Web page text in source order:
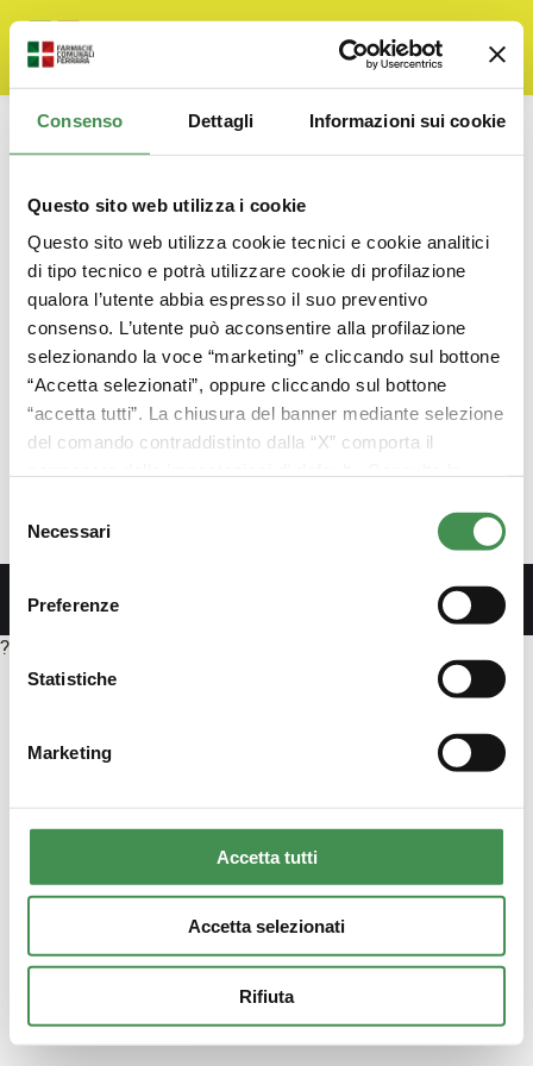
Consenso Dettagli Informazioni sui cookie
Questo sito web utilizza i cookie
Questo sito web utilizza cookie tecnici e cookie analitici
di tipo tecnico e potrà utilizzare cookie di profilazione
qualora l’utente abbia espresso il suo preventivo
consenso. L’utente può acconsentire alla profilazione
selezionando la voce “marketing” e cliccando sul bottone
“Accetta selezionati”, oppure cliccando sul bottone
“accetta tutti”. La chiusura del banner mediante selezione
del comando contraddistinto dalla “X” comporta il
del
consenso
Necessari
Preferenze
Statistiche
Marketing
Accetta tutti
Accetta selezionati
Rifiuta
Titolari di incarichi dirigenziali
You are here:
Titolari di incarichi dirigenziali
29 Agosto 2019
Ultimo aggiornamento Giugno 30th, 2023 alle
ore 01:07 pmSezione relativa ai titolari di
incarichi dirigenziali (dirigenti non generali),
1-quinquies del d.lgs. n.…
?>